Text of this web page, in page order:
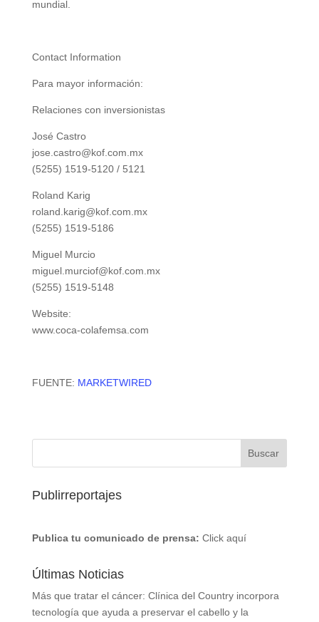
mundial.
Contact Information
Para mayor información:
Relaciones con inversionistas
José Castro
jose.castro@kof.com.mx
(5255) 1519-5120 / 5121
Roland Karig
roland.karig@kof.com.mx
(5255) 1519-5186
Miguel Murcio
miguel.murciof@kof.com.mx
(5255) 1519-5148
Website:
www.coca-colafemsa.com
FUENTE: MARKETWIRED
Publirreportajes
Publica tu comunicado de prensa: Click aquí
Últimas Noticias
Más que tratar el cáncer: Clínica del Country incorpora
tecnología que ayuda a preservar el cabello y la